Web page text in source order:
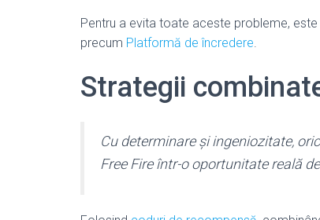
Pentru a evita toate aceste probleme,
precum Platformă de încredere.
Strategii
Cu determinare și ingeniozitate,
Free Fire într-o oportunitate reală